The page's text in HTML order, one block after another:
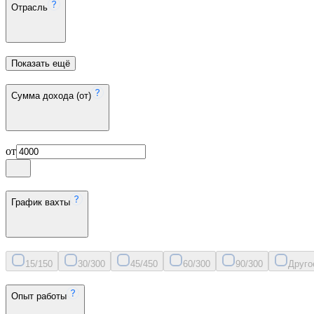
Отрасль
Показать ещё
Сумма дохода (от)
от
График вахты
15/150 30/300 45/450 60/300 90/300
Опыт работы